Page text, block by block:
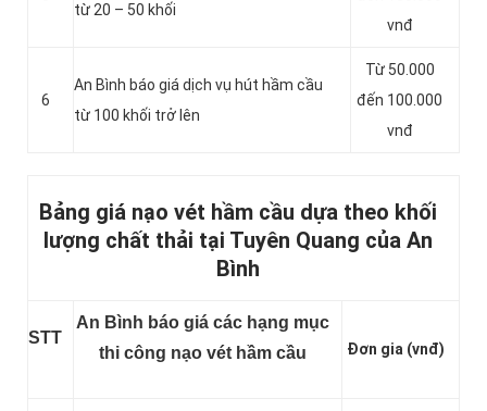
từ 20 – 50 khối
vnđ
6
An Bình báo giá dịch vụ hút hầm cầu
từ 100 khối trở lên
Từ 50.000
đến 100.000
vnđ
Bảng giá nạo vét hầm cầu dựa theo khối
lượng chất thải tại Tuyên Quang của An
Bình
STT
An Bình báo giá các hạng mục
thi công nạo vét hầm cầu
Đơn gia (vnđ)